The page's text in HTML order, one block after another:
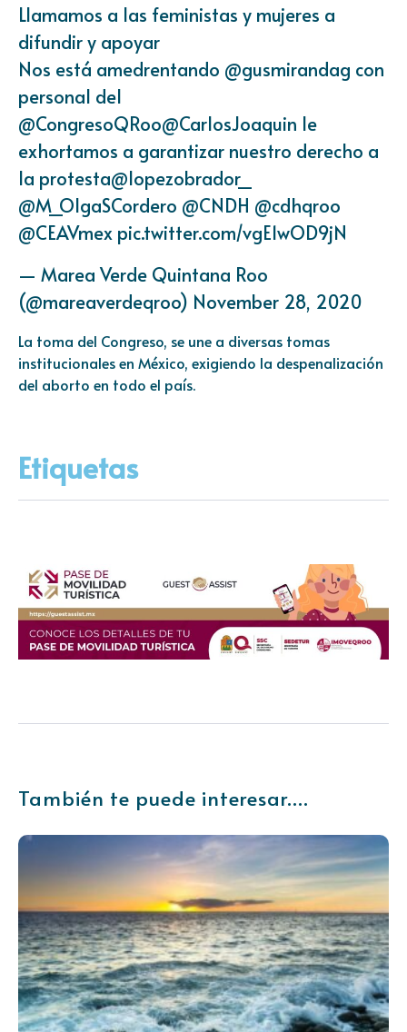
Llamamos a las feministas y mujeres a
difundir y apoyar
Nos está amedrentando @gusmirandag con
personal del
@CongresoQRoo@CarlosJoaquin le
exhortamos a garantizar nuestro derecho a
la protesta@lopezobrador_
@M_OlgaSCordero @CNDH @cdhqroo
@CEAVmex pic.twitter.com/vgE1wOD9jN
— Marea Verde Quintana Roo
(@mareaverdeqroo) November 28, 2020
La toma del Congreso, se une a diversas tomas
institucionales en México, exigiendo la despenalización
del aborto en todo el país.
Etiquetas
También te puede interesar....